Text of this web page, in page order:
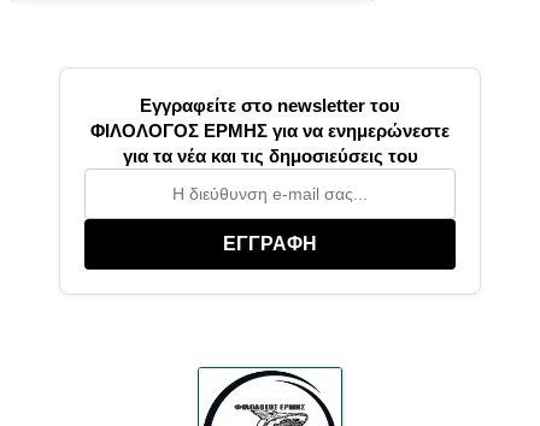
Εγγραφείτε στο newsletter του
ΦΙΛΟΛΟΓΟΣ ΕΡΜΗΣ για να ενημερώνεστε
για τα νέα και τις δημοσιεύσεις του
ΕΓΓΡΑΦΗ